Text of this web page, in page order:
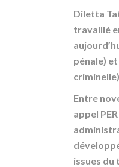
Diletta
travaillé
pénale)
Entre
appel
issues